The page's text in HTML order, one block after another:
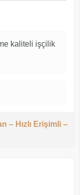
kaliteli işçilik
– Hızlı Erişimli –